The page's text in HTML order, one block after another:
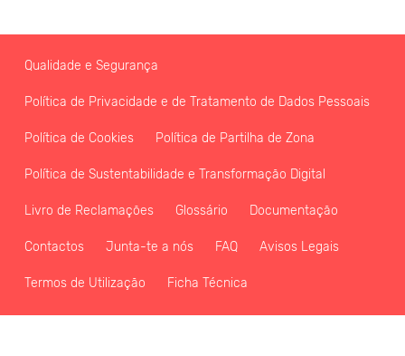
Qualidade e Segurança
Política de Privacidade e de Tratamento de Dados Pessoais
Política de Cookies Política de Partilha de Zona
Política de Sustentabilidade e Transformação Digital
Livro de Reclamações Glossário Documentação
Contactos Junta-te a nós FAQ Avisos Legais
Termos de Utilização Ficha Técnica